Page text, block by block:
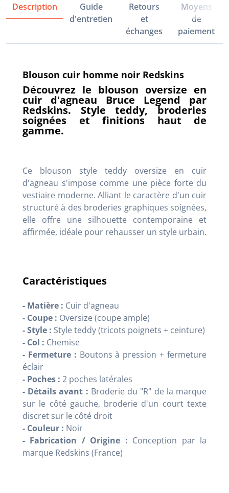
Description
Guide
d'entretien
Retours
et
échanges
Moyens
de
paiement
Blouson cuir homme noir Redskins
Découvrez le blouson oversize en
cuir d'agneau Bruce Legend par
Redskins. Style teddy, broderies
soignées et finitions haut de
gamme.
Ce blouson style teddy oversize en cuir
d'agneau s'impose comme une pièce forte du
vestiaire moderne. Alliant le caractère d'un cuir
structuré à des broderies graphiques soignées,
elle offre une silhouette contemporaine et
affirmée, idéale pour rehausser un style urbain.
Caractéristiques
- Matière : Cuir d'agneau
- Coupe : Oversize (coupe ample)
- Style : Style teddy (tricots poignets + ceinture)
- Col : Chemise
- Fermeture : Boutons à pression + fermeture
éclair
- Poches : 2 poches latérales
- Détails avant : Broderie du "R" de la marque
sur le côté gauche, broderie d'un court texte
discret sur le côté droit
- Couleur : Noir
- Fabrication / Origine : Conception par la
marque Redskins (France)